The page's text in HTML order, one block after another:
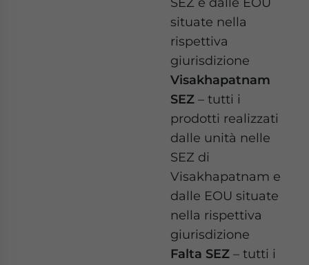
situate nella
rispettiva
giurisdizione
Visakhapatnam
SEZ – tutti i
prodotti realizzati
dalle unità nelle
SEZ di
Visakhapatnam e
dalle EOU situate
nella rispettiva
giurisdizione
Falta SEZ – tutti i